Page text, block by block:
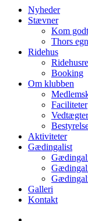
Nyheder
Stævner
Kom
Thors
Ridehus
Booking
Om klubben
Faciliteter
Vedtægter
Aktiviteter
Gædingalist
Galleri
Kontakt